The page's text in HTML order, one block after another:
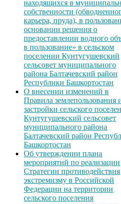
находящихся в
собственности
карьера, пруда), в
основании решения о
предоставлении водного
в пользование» в сельском
поселении Кунтугушевский
сельсовет муниципального
района Балтачевский район
Республики Башкортостан
О внесении изменений в
Правила землепользования
застройки сельского
Кунтугушевский сельсовет
муниципального района
Балтачевский район
Башкортостан
Об утверждении плана
мероприятий по реализации
Стратегии противодействия
экстремизму в Российской
Федерации на территории
сельского поселения